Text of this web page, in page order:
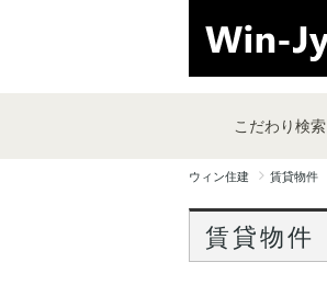
こだわり検索
ウィン住建 賃貸物件
賃貸物件